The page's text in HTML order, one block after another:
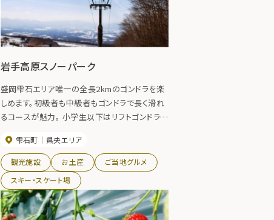
岩手高原スノーパーク
盛岡雫石エリア唯一の全長2kmのゴンドラを楽
しめます。初級者も中級者もゴンドラで長く滑れ
るコースが魅力。 小学生以下はリフトゴンドラ全
定です。 盛岡駅からシャトルバスを運行していま
す。
雫石町 県央エリア
観光施設 お土産
ご当地グルメ
スキー・スケート場